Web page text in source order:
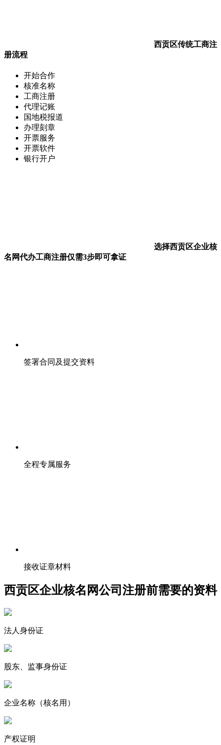
西贡区传统工商注
册流程
开始合作
核准名称
工商注册
代理记账
国地税报道
办理刻章
开票服务
开票软件
银行开户
选择西贡区企业核
名网代办工商注册仅需3步即可拿证
签署合同及提交资料
全程专属服务
接收证章材料
西贡区企业核名网公司注册前需要的资料
法人身份证
股东、监事身份证
企业名称 （核名用）
产权证明